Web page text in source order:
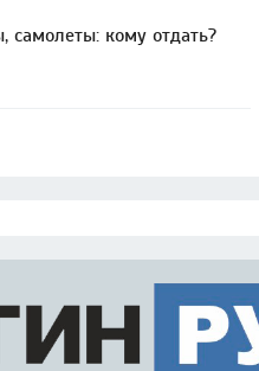
самолеты: кому отдать?